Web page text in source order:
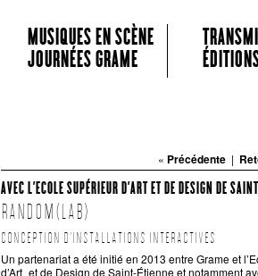
MUSIQUES EN SCÈNE
JOURNÉES GRAME
« Précédente |
AVEC L’ECOLE SUPÉRIEUR D’ART ET DE DESIGN DE
RANDOM(LAB)
CONCEPTION D’INSTALLATIONS INTERACTIVES
Un partenariat a été initié en 2013 entre Grame et
d’Art et de Design de Saint-Étienne et notamment